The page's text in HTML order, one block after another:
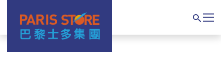
Navigation principale